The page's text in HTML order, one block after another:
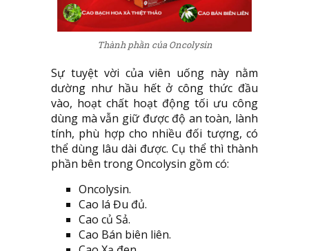
Thành phần của Oncolysin
Sự tuyệt vời của viên uống này nằm
dường như hầu hết ở công thức đầu
vào, hoạt chất hoạt động tối ưu công
dùng mà vẫn giữ được độ an toàn, lành
tính, phù hợp cho nhiều đối tượng, có
thể dùng lâu dài được. Cụ thể thì thành
phần bên trong Oncolysin gồm có:
Oncolysin.
Cao lá Đu đủ.
Cao củ Sả.
Cao Bán biên liên.